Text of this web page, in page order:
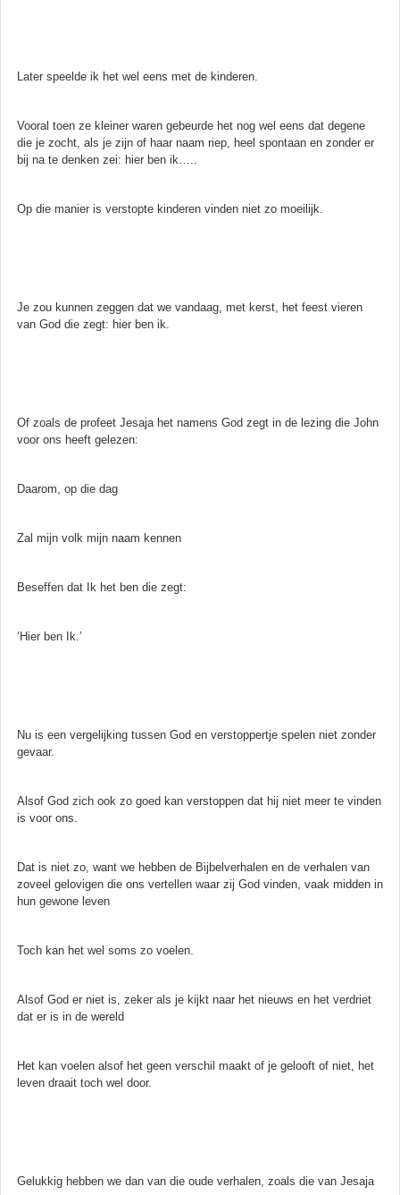
Later speelde ik het wel eens met de kinderen.
Vooral toen ze kleiner waren gebeurde het nog wel eens dat degene
die je zocht, als je zijn of haar naam riep, heel spontaan en zonder er
bij na te denken zei: hier ben ik…..
Op die manier is verstopte kinderen vinden niet zo moeilijk.
Je zou kunnen zeggen dat we vandaag, met kerst, het feest vieren
van God die zegt: hier ben ik.
Of zoals de profeet Jesaja het namens God zegt in de lezing die John
voor ons heeft gelezen:
Daarom, op die dag
Zal mijn volk mijn naam kennen
Beseffen dat Ik het ben die zegt:
‘Hier ben Ik.’
Nu is een vergelijking tussen God en verstoppertje spelen niet zonder
gevaar.
Alsof God zich ook zo goed kan verstoppen dat hij niet meer te vinden
is voor ons.
Dat is niet zo, want we hebben de Bijbelverhalen en de verhalen van
zoveel gelovigen die ons vertellen waar zij God vinden, vaak midden in
hun gewone leven
Toch kan het wel soms zo voelen.
Alsof God er niet is, zeker als je kijkt naar het nieuws en het verdriet
dat er is in de wereld
Het kan voelen alsof het geen verschil maakt of je gelooft of niet, het
leven draait toch wel door.
Gelukkig hebben we dan van die oude verhalen, zoals die van Jesaja